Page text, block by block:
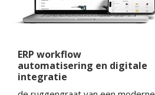
ERP workflow
automatisering en digitale
integratie